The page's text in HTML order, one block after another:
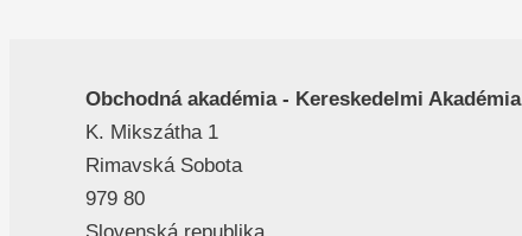
Obchodná akadémia - Kereskedelmi Akadémia
K. Mikszátha 1
Rimavská Sobota
979 80